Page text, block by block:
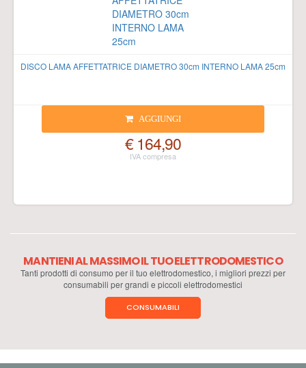
DISCO LAMA AFFETTATRICE DIAMETRO 30cm INTERNO LAMA 25cm
AGGIUNGI
€ 164,90
MANTIENI AL MASSIMO IL TUO ELETTRODOMESTICO
Tanti prodotti di consumo per il tuo elettrodomestico, i migliori prezzi per
consumabili per grandi e piccoli elettrodomestici
CONSUMABILI